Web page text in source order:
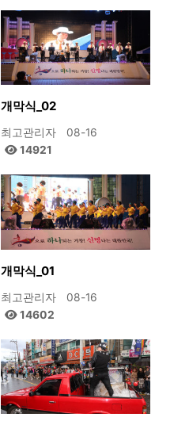
개막식_02
최고관리자
08-16
14921
개막식_01
최고관리자
08-16
14602